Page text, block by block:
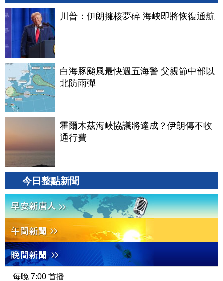
川普：伊朗擁核夢碎 海峽即將恢復通航
白海豚颱風最快週五海警 父親節中部以
北防雨彈
霍爾木茲海峽協議將達成？伊朗傳不收
通行費
今日整點新聞
每晚 7:00 首播